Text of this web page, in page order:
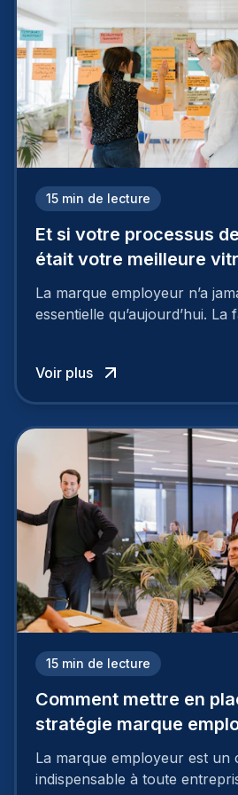
15 min de lecture
Et si votre processus
était votre meilleure
La marque employeur n’a
essentielle qu’aujourd’hui.
à perdre les meilleurs profils.
Voir plus
15 min de lecture
Comment mettre en
stratégie marque
Découvrez les 7 étapes
La marque employeur est un
indispensable à toute